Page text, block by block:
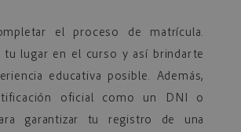
el proceso de matrícula.
tu lugar en el curso y así brindarte
educativa posible. Además,
oficial como un DNI o
garantizar tu registro de una